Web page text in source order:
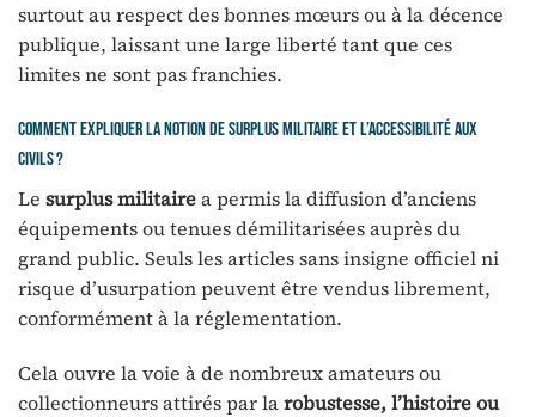
surtout au respect des bonnes mœurs ou à la décence
publique, laissant une large liberté tant que ces
limites ne sont pas franchies.
Comment expliquer la notion de surplus militaire et l’accessibilité aux
civils ?
Le surplus militairea permis la diffusion d’anciens
équipements ou tenues démilitarisées auprès du
grand public. Seuls les articles sans insigne officiel ni
risque d’usurpation peuvent être vendus librement,
conformément à la réglementation.
Cela ouvre la voie à de nombreux amateurs ou
collectionneurs attirés par larobustesse, l’histoire ou